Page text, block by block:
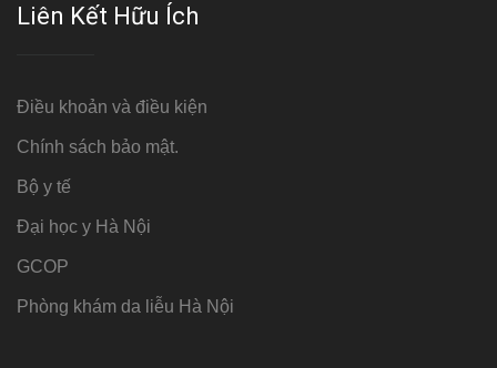
Liên Kết Hữu Ích
Điều khoản và điều kiện
Chính sách bảo mật.
Bộ y tế
Đại học y Hà Nội
GCOP
Phòng khám da liễu Hà Nội